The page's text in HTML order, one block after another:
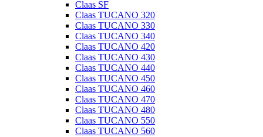
Claas SF
Claas TUCANO 320
Claas TUCANO 330
Claas TUCANO 340
Claas TUCANO 420
Claas TUCANO 430
Claas TUCANO 440
Claas TUCANO 450
Claas TUCANO 460
Claas TUCANO 470
Claas TUCANO 480
Claas TUCANO 550
Claas TUCANO 560